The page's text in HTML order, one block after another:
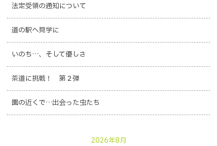
法定受領の通知について
道の駅へ見学に
いのち…、そして優しさ
茶道に挑戦！ 第２弾
園の近くで…出会った虫たち
2026年8月